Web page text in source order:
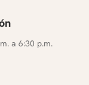
a 6:30 p.m.